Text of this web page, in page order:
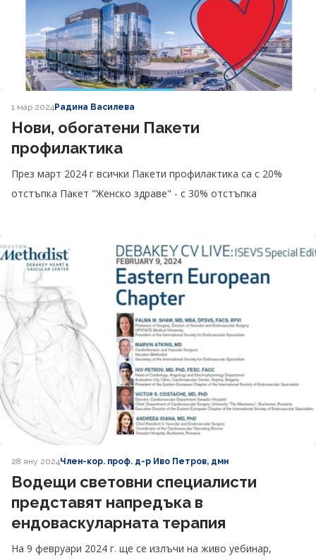
1 мар 2024Радина Василева
Нови, обогатени Пакети
профилактика
През март 2024 г всички Пакети профилактика са с 20%
отстъпка Пакет "Женско здраве" - с 30% отстъпка
28 яну 2024Член-кор. проф. д-р Иво Петров, дмн
Водещи световни специалисти
представят напредъка в
ендоваскуларната терапия
На 9 февруари 2024 г. ще се излъчи на живо уебинар,